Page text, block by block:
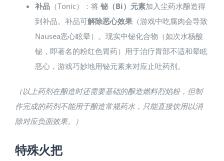
补品（Tonic）：将 铋（Bi）元素加入尘药水酿造得
到补品。补品可解除恶心效果（游戏中吃腐肉会导致
Nausea恶心眩晕）。现实中铋化合物（如次水杨酸
铋，即著名的粉红色胃药）用于治疗胃部不适和晕眩
恶心，游戏巧妙地用铋元素来对应止吐药剂。
（以上药剂在酿造时还需要基础的酿造燃料烈焰粉，但制
作完成的药剂不能用于酿造常规药水，只能直接饮用以消
除对应负面效果。）
特殊火把